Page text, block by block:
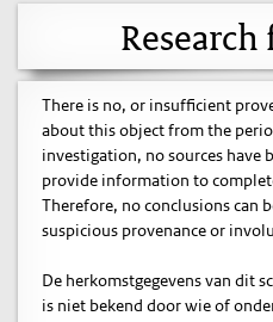
There is no, or insufficient
about this object from the
investigation, no sources have
provide information to
Therefore, no conclusions can
suspicious provenance or
De herkomstgegevens van dit
is niet bekend door wie of